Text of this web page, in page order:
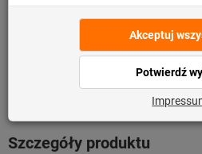
331 sztuk w magazynie
Dodaj do listy artykułów
Katalog (PDF) w wersji
Szczegóły produktu